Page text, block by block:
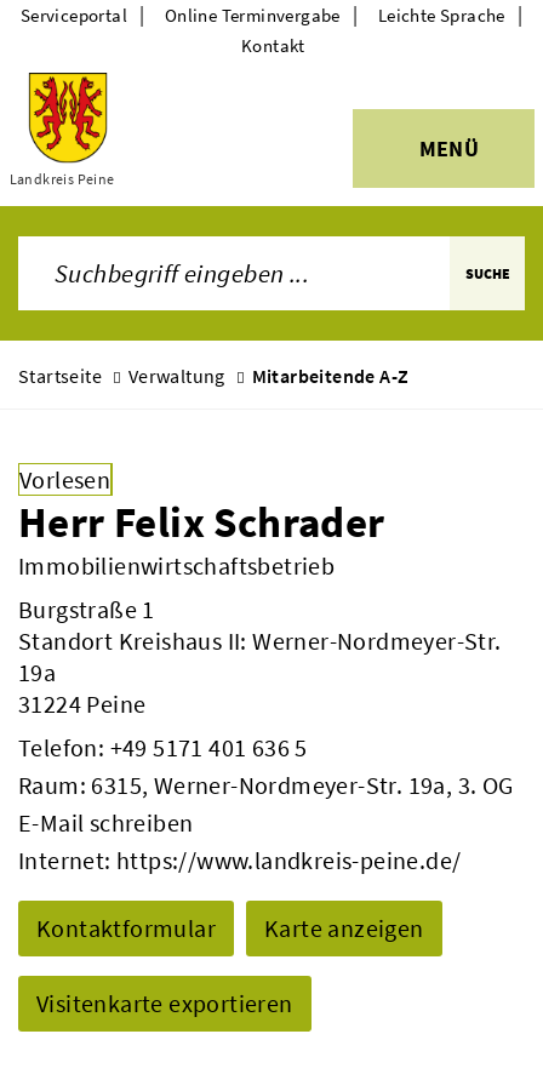
Themen
Landkreis Peine
MENÜ
Serviceportal | Online Terminvergabe | Leichte Sprache |
Kontakt
SUCHE
Startseite Verwaltung Mitarbeitende A-Z
Vorlesen
Herr Felix Schrader
Immobilienwirtschaftsbetrieb
Burgstraße 1
Standort Kreishaus II: Werner-Nordmeyer-Str.
19a
31224 Peine
Telefon: +49 5171 401 636 5
Raum: 6315, Werner-Nordmeyer-Str. 19a, 3. OG
E-Mail schreiben
Internet: https://www.landkreis-peine.de/
Kontaktformular Karte anzeigen
Visitenkarte exportieren